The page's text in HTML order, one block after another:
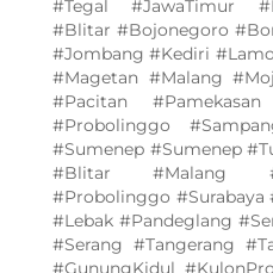
#Tegal #JawaTimur
#Blitar #Bojonegoro
#Jombang #Kediri
#Magetan #Malang
#Pacitan
#Probolinggo
#Sumenep #Sumenep
#Blitar #Malang
#Probolinggo #Surabaya
#Lebak #Pandeglang
#Serang #Tangerang